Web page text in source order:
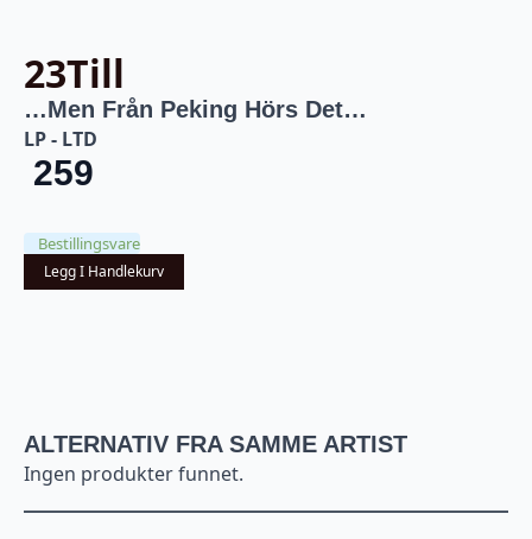
23Till
…Men Från Peking Hörs Det…
LP - LTD
259
Bestillingsvare
Legg I Handlekurv
ALTERNATIV FRA SAMME ARTIST
Ingen produkter funnet.